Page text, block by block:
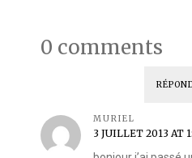
0 comments
MURIEL
3 JUILLET 2013 AT